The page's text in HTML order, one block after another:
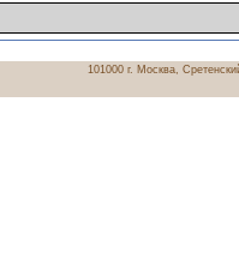
101000 г. Москва,